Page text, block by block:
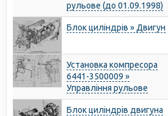
рульове (до 01.09.1998)
Блок циліндрів » Двигун
Установка компресора
6441-3500009 »
Управління рульове
Блок циліндрів двигуна